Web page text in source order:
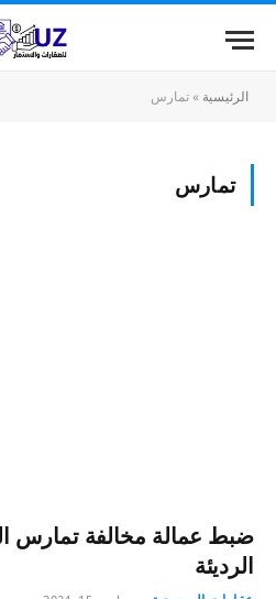
الرئيسية »تمارس
تمارس
ضبط عمالة مخالفة تمارس
الرديئة